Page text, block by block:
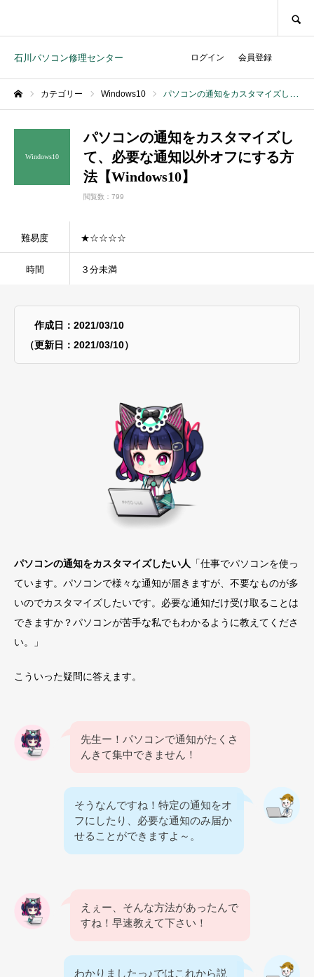
石川パソコン修理センター ログイン 会員登録
カテゴリー Windows10 パソコンの通知をカスタマイズして、必要な通知以外オフにする方法【Windows10】
Windows10
パソコンの通知をカスタマイズし
て、必要な通知以外オフにする方
法【Windows10】
閲覧数：799
難易度 ★☆☆☆☆
時間 ３分未満
作成日：2021/03/10
（更新日：2021/03/10）
パソコンの通知をカスタマイズしたい人 「仕事でパソコンを使っ
ています。パソコンで様々な通知が届きますが、不要なものが多
いのでカスタマイズしたいです。必要な通知だけ受け取ることは
できますか？パソコンが苦手な私でもわかるように教えてくださ
い。」
こういった疑問に答えます。
先生ー！パソコンで通知がたくさ
んきて集中できません！
そうなんですね！特定の通知をオ
フにしたり、必要な通知のみ届か
せることができますよ～。
えぇー、そんな方法があったんで
すね！早速教えて下さい！
わかりましたっ♪ではこれから説